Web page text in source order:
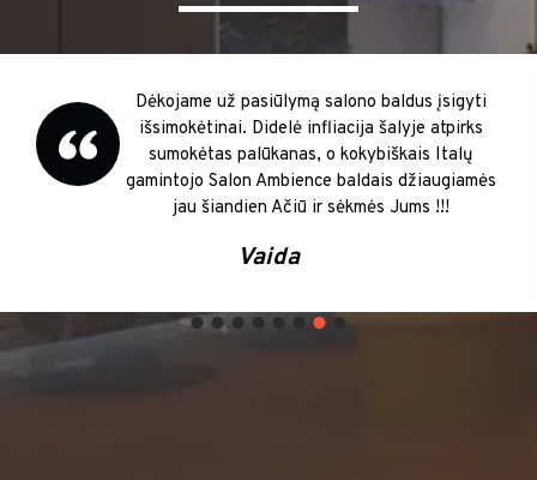
Dėkojame už pasiūlymą salono baldus įsigyti
išsimokėtinai. Didelė infliacija šalyje atpirks
sumokėtas palūkanas, o kokybiškais Italų
gamintojo Salon Ambience baldais džiaugiamės
jau šiandien Ačiū ir sėkmės Jums !!!
Vaida